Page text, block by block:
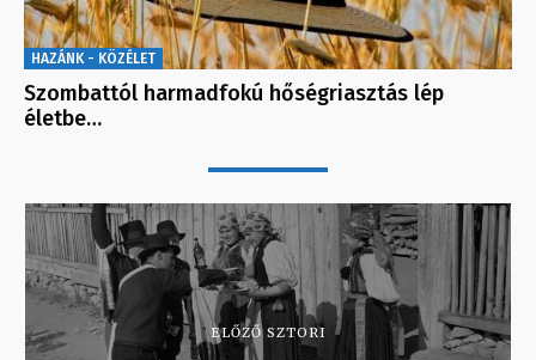
HAZÁNK - KÖZÉLET
Szombattól harmadfokú hőségriasztás lép
életbe…
ELŐZŐ SZTORI